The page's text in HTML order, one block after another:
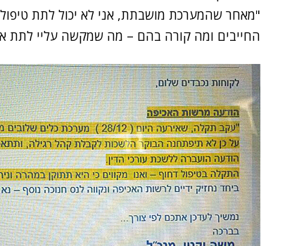
"מאחר שהמערכת מושבתת, אני לא יכול לתת
החייבים ומה קורה בהם – מה שמקשה עליי לתת